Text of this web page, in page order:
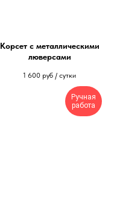
Корсет с металлическими
люверсами
1 600 руб / сутки
Ручная
работа